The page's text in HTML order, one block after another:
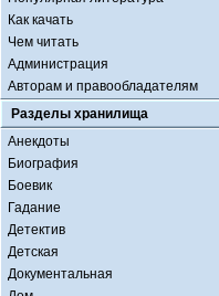
Как качать
Чем читать
Администрация
Авторам и правообладателям
Разделы хранилища
Анекдоты
Биография
Боевик
Гадание
Детектив
Детская
Документальная